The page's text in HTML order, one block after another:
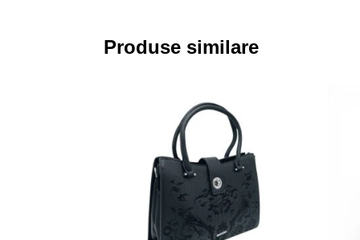
Produse similare